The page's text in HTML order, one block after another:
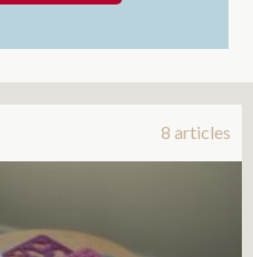
8 articles